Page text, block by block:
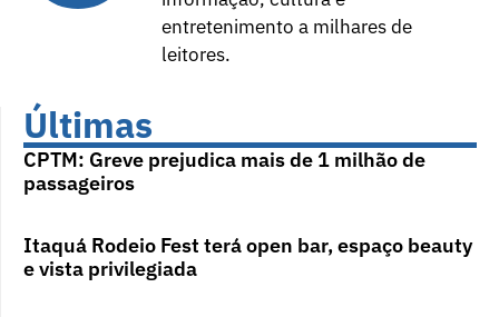
entretenimento a milhares de
leitores.
Últimas
CPTM: Greve prejudica mais de 1 milhão de
passageiros
Itaquá Rodeio Fest terá open bar, espaço beauty
e vista privilegiada